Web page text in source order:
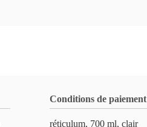
Conditions de paiement
réticulum, 700 ml, clair